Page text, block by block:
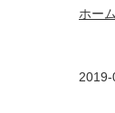
ホーム